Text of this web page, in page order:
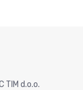
TIM d.o.o.